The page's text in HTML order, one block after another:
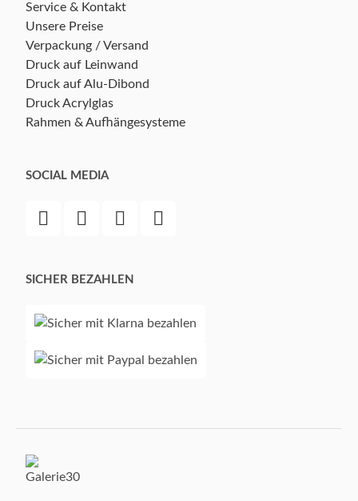
Service & Kontakt
Unsere Preise
Verpackung / Versand
Druck auf Leinwand
Druck auf Alu-Dibond
Druck Acrylglas
Rahmen & Aufhängesysteme
SOCIAL MEDIA
SICHER BEZAHLEN